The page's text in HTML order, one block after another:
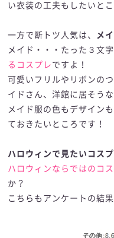
い衣装の工夫もしたいとこ
一方で断トツ人気は、 メ
メイド・・・たった３文
るコスプレ ですよ！
可愛いフリルやリボンの
イドさん、洋館に居そう
メイド服の色もデザイン
ておきたいところです！
ハロウィンで見たいコス
ハロウィンならではのコ
か？
こちらもアンケートの結